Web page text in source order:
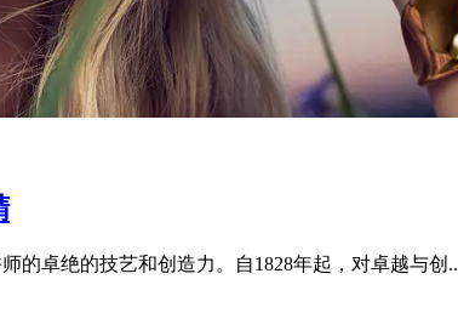
的卓绝的技艺和创造力。自1828年起，对卓越与创..